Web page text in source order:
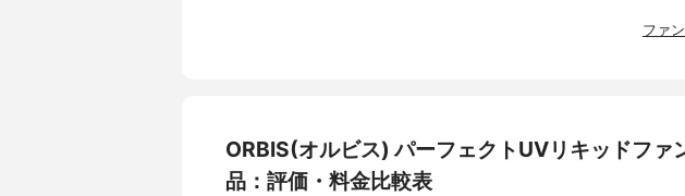
ファ
ORBIS(オルビス) パーフェクトUVリキッドファ
品：評価・料金比較表